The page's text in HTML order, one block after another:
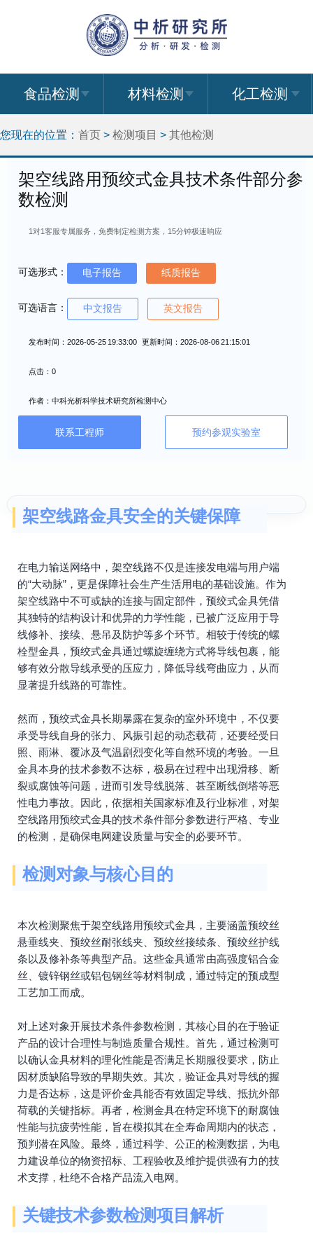
食品检测 材料检测 化工检测
您现在的位置： 首页 > 检测项目 > 其他检测
架空线路用预绞式金具技术条件部分参
数检测
1对1客服专属服务，免费制定检测方案，15分钟极速响应
可选形式： 电子报告 纸质报告
可选语言： 中文报告 英文报告
发布时间：2026-05-25 19:33:00 更新时间：2026-08-06 21:15:01
点击：0
作者：中科光析科学技术研究所检测中心
联系工程师 预约参观实验室
架空线路金具安全的关键保障
在电力输送网络中，架空线路不仅是连接发电端与用户端
的“大动脉”，更是保障社会生产生活用电的基础设施。作为
架空线路中不可或缺的连接与固定部件，预绞式金具凭借
其独特的结构设计和优异的力学性能，已被广泛应用于导
线修补、接续、悬吊及防护等多个环节。相较于传统的螺
栓型金具，预绞式金具通过螺旋缠绕方式将导线包裹，能
够有效分散导线承受的压应力，降低导线弯曲应力，从而
显著提升线路的可靠性。
然而，预绞式金具长期暴露在复杂的室外环境中，不仅要
承受导线自身的张力、风振引起的动态载荷，还要经受日
照、雨淋、覆冰及气温剧烈变化等自然环境的考验。一旦
金具本身的技术参数不达标，极易在过程中出现滑移、断
裂或腐蚀等问题，进而引发导线脱落、甚至断线倒塔等恶
性电力事故。因此，依据相关国家标准及行业标准，对架
空线路用预绞式金具的技术条件部分参数进行严格、专业
的检测，是确保电网建设质量与安全的必要环节。
检测对象与核心目的
本次检测聚焦于架空线路用预绞式金具，主要涵盖预绞丝
悬垂线夹、预绞丝耐张线夹、预绞丝接续条、预绞丝护线
条以及修补条等典型产品。这些金具通常由高强度铝合金
丝、镀锌钢丝或铝包钢丝等材料制成，通过特定的预成型
工艺加工而成。
对上述对象开展技术条件参数检测，其核心目的在于验证
产品的设计合理性与制造质量合规性。首先，通过检测可
以确认金具材料的理化性能是否满足长期服役要求，防止
因材质缺陷导致的早期失效。其次，验证金具对导线的握
力是否达标，这是评价金具能否有效固定导线、抵抗外部
荷载的关键指标。再者，检测金具在特定环境下的耐腐蚀
性能与抗疲劳性能，旨在模拟其在全寿命周期内的状态，
预判潜在风险。最终，通过科学、公正的检测数据，为电
力建设单位的物资招标、工程验收及维护提供强有力的技
术支撑，杜绝不合格产品流入电网。
关键技术参数检测项目解析